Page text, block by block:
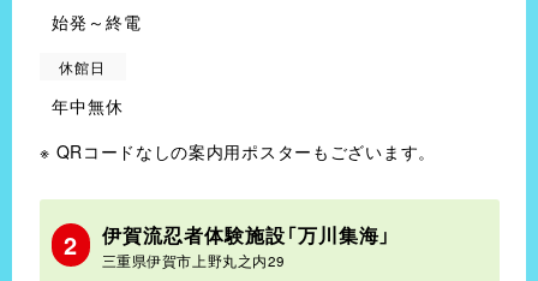
始発～終電
休館日
年中無休
QRコードなしの案内用ポスターもございます。
2 伊賀流忍者体験施設「万川集海」
三重県伊賀市上野丸之内29